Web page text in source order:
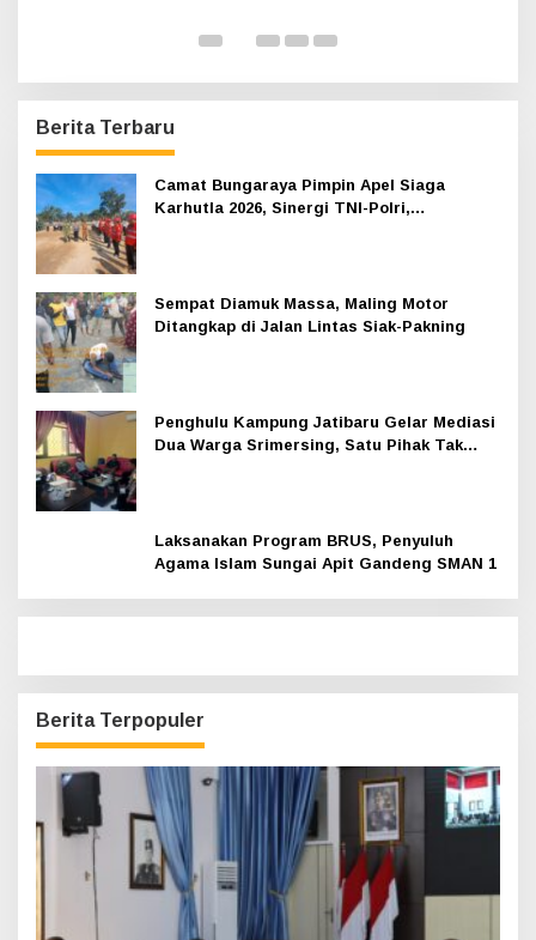
Berita Terbaru
Camat Bungaraya Pimpin Apel Siaga
Karhutla 2026, Sinergi TNI-Polri,
Sempat Diamuk Massa, Maling Motor
Ditangkap di Jalan Lintas Siak-Pakning
Penghulu Kampung Jatibaru Gelar Mediasi
Dua Warga Srimersing, Satu Pihak Tak
Laksanakan Program BRUS, Penyuluh
Agama Islam Sungai Apit Gandeng SMAN 1
Berita Terpopuler